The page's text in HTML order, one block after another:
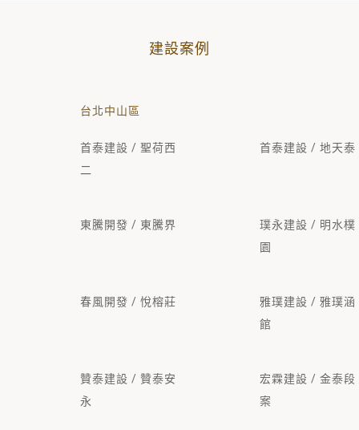
建設案例
台北中山區
首泰建設 / 聖荷西
二
首泰建設 / 地天泰
東騰開發 / 東騰界
璞永建設 / 明水樸
園
春風開發 / 悅榕莊
雅璞建設 / 雅璞涵
館
贊泰建設 / 贊泰安
永
宏霖建設 / 金泰段
案